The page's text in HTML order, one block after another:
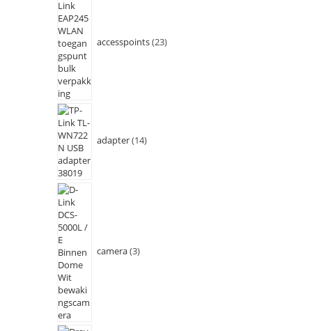
accesspoints 23
adapter 14
camera 3